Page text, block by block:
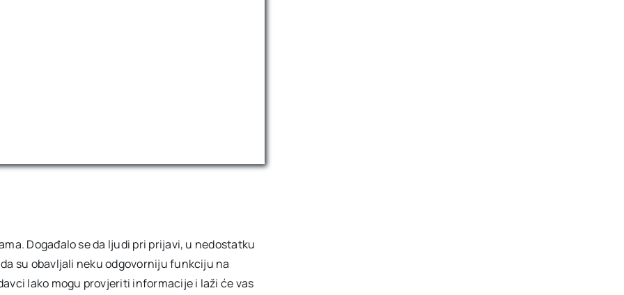
Događalo se da ljudi pri prijavi, u nedostatku
su obavljali neku odgovorniju funkciju na
lako mogu provjeriti informacije i laži će vas